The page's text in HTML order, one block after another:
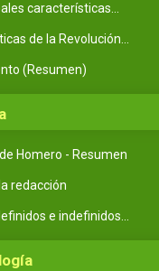
características...
de la Revolución...
(Resumen)
Homero - Resumen
redacción
e indefinidos...